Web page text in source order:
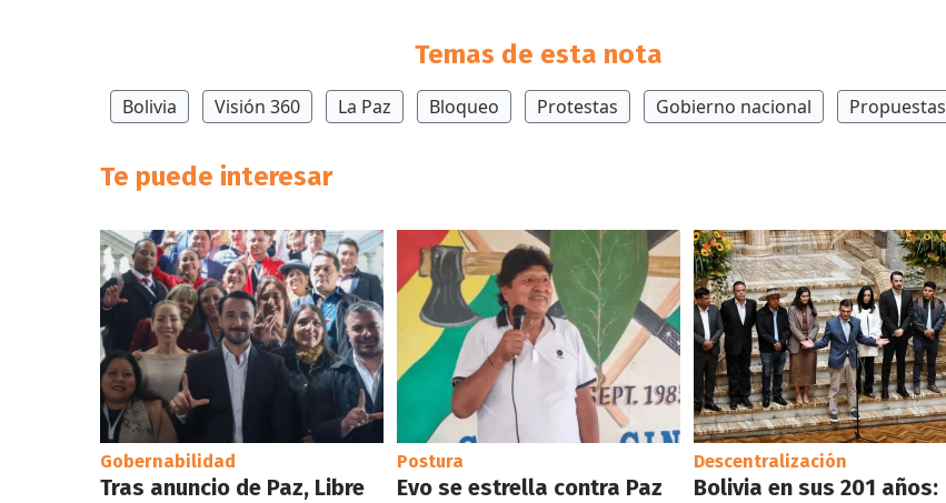
Temas de esta nota
Bolivia Visión 360 La Paz Bloqueo Protestas Gobierno nacional Propuestas
Te puede interesar
Gobernabilidad
Tras anuncio de Paz, Libre
Postura
Evo se estrella contra Paz
Descentralización
Bolivia en sus 201 años: